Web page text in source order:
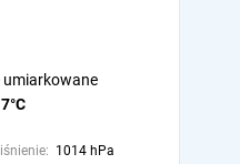
umiarkowane
1014 hPa